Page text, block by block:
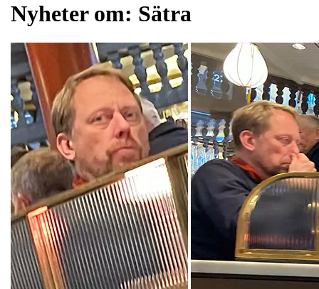
Nyheter om: Sätra